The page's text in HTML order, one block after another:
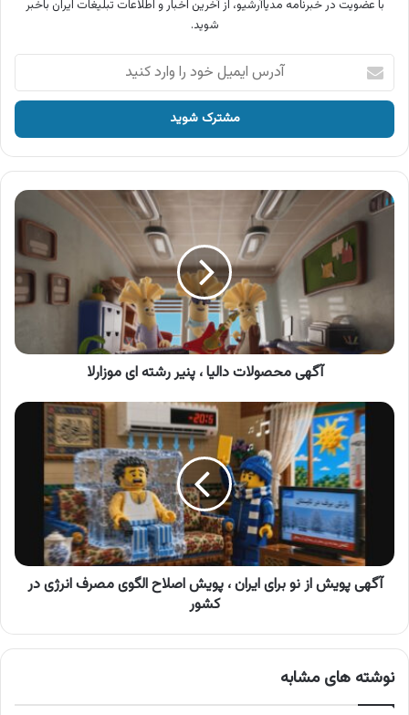
با عضویت در خبرنامه مدیاآرشیو، از آخرین اخبار و اطلاعات تبلیغات ایران باخبر
شوید.
آدرس
ایمیل
خود
وارد
کنید
آگهی
محصولات
آگهی محصولات دالیا ، پنیر رشته ای موزارلا
آگهی
اصلاح
الگوی
در
آگهی پویش از نو برای ایران ، پویش اصلاح الگوی مصرف انرژی در
کشور
نوشته های مشابه